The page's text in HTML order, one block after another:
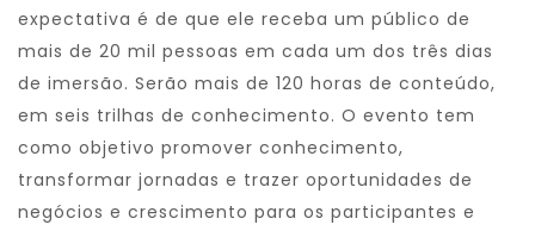
expectativa é de que ele receba um público de
mais de 20 mil pessoas em cada um dos três dias
de imersão. Serão mais de 120 horas de conteúdo,
em seis trilhas de conhecimento. O evento tem
como objetivo promover conhecimento,
transformar jornadas e trazer oportunidades de
negócios e crescimento para os participantes e